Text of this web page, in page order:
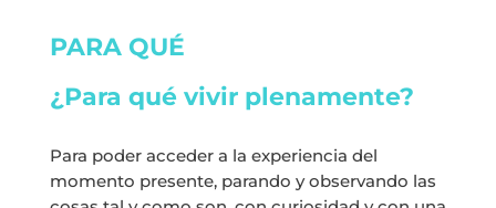
PARA QUÉ
¿Para qué vivir plenamente?
Para poder acceder a la experiencia del
momento presente, parando y observando las